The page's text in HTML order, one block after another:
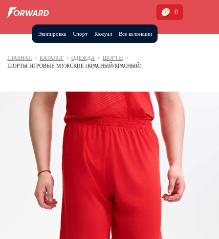
Экипировка Спорт Кэжуал Все коллекции
0
Москва и МО
Дагестан (2)
Иркутская область (2)
Калининградская область (1)
Кемеровская область (2)
Краснодарский край (5)
Красноярский край (5)
Курская область (1)
Москва и МО (14)
Нижегородская область (1)
Новосибирская область (3)
ГЛАВНАЯ > КАТАЛОГ > ОДЕЖДА > ШОРТЫ >
ШОРТЫ ИГРОВЫЕ МУЖСКИЕ (КРАСНЫЙ/КРАСНЫЙ)